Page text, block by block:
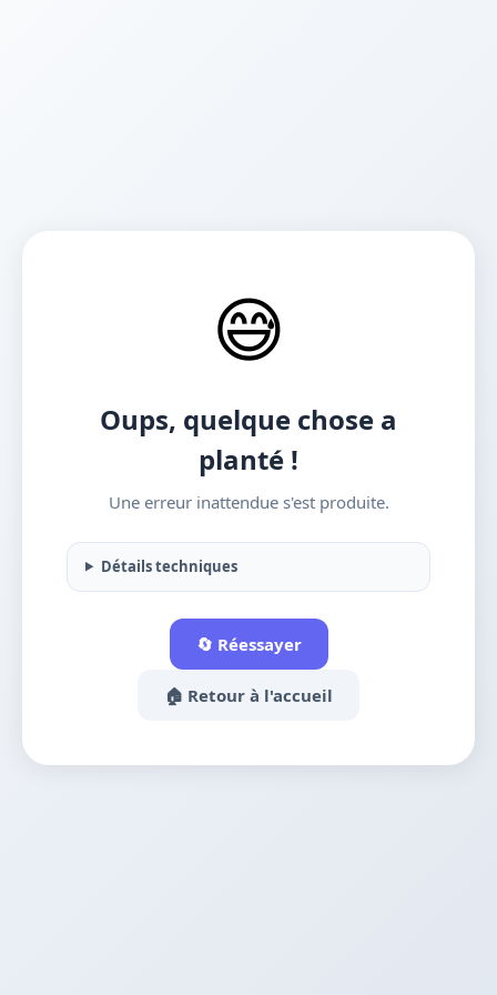
😅
Oups, quelque chose a
planté !
Une erreur inattendue s'est produite.
Détails techniques
🔄 Réessayer
🏠 Retour à l'accueil